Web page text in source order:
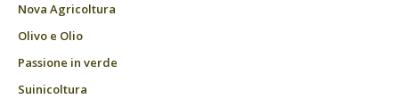
Nova Agricoltura
Olivo e Olio
Passione in verde
Suinicoltura